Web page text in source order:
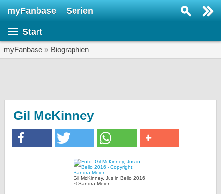
myFanbase Serien
Start
myFanbase » Biographien
Gil McKinney
Gil McKinney, Jus in Bello 2016
© Sandra Meier
Veranstaltungen
KULTUR
Specials
SERVICE